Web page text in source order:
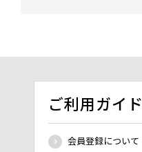
ご利用ガイド
会員登録について